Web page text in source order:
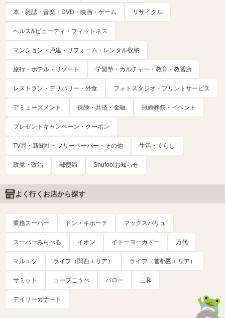
本・雑誌・音楽・DVD・映画・ゲーム リサイクル
ヘルス&ビューティ・フィットネス
マンション・戸建・リフォーム・レンタル収納
旅行・ホテル・リゾート 学習塾・カルチャー・教育・教習所
レストラン・デリバリー・外食 フォトスタジオ・プリントサービス
アミューズメント 保険・共済・金融 冠婚葬祭・イベント
プレゼントキャンペーン・クーポン
TV局・新聞社・フリーペーパー・その他 生活・くらし
政党・政治 郵便局 Shufoo!お知らせ
よく行くお店から探す
業務スーパー ドン・キホーテ マックスバリュ
スーパーみらべる イオン イトーヨーカドー 万代
マルエツ ライフ（関西エリア） ライフ（首都圏エリア）
サミット コープこうべ バロー 三和
デイリーカナート